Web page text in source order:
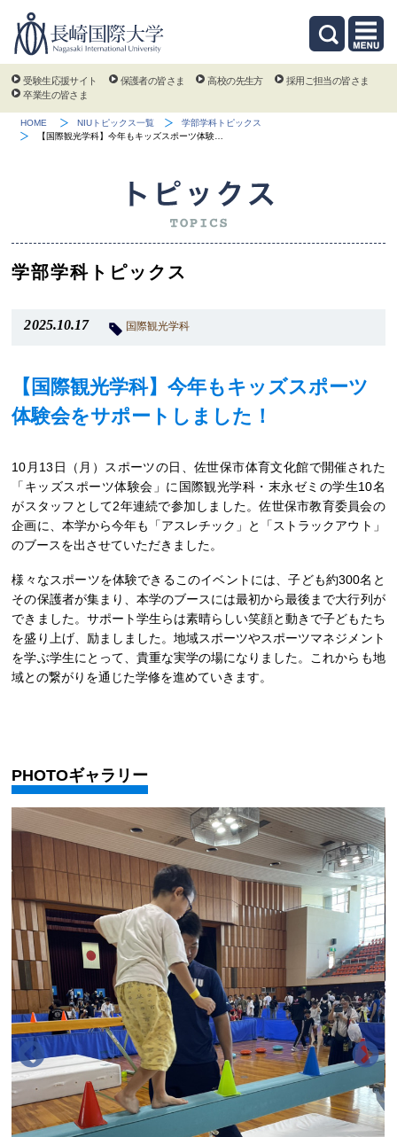
受験生応援サイト 保護者の皆さま 高校の先生方
採用ご担当の皆さま
卒業生の皆さま
HOME NIUトピックス一覧
学部学科トピックス
【国際観光学科】今年もキッズスポーツ体験…
学部学科トピックス
2025.10.17 国際観光学科
【国際観光学科】今年もキッズスポーツ
体験会をサポートしました！
10月13日（月）スポーツの日、佐世保市体育文化館で開催された
「キッズスポーツ体験会」に国際観光学科・末永ゼミの学生10名
がスタッフとして2年連続で参加しました。佐世保市教育委員会の
企画に、本学から今年も「アスレチック」と「ストラックアウト」
のブースを出させていただきました。
様々なスポーツを体験できるこのイベントには、子ども約300名と
その保護者が集まり、本学のブースには最初から最後まで大行列が
できました。サポート学生らは素晴らしい笑顔と動きで子どもたち
を盛り上げ、励ましました。地域スポーツやスポーツマネジメント
を学ぶ学生にとって、貴重な実学の場になりました。これからも地
域との繋がりを通じた学修を進めていきます。
PHOTOギャラリー